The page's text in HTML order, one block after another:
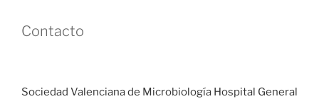
Contacto
Sociedad Valenciana de Microbiología Hospital General